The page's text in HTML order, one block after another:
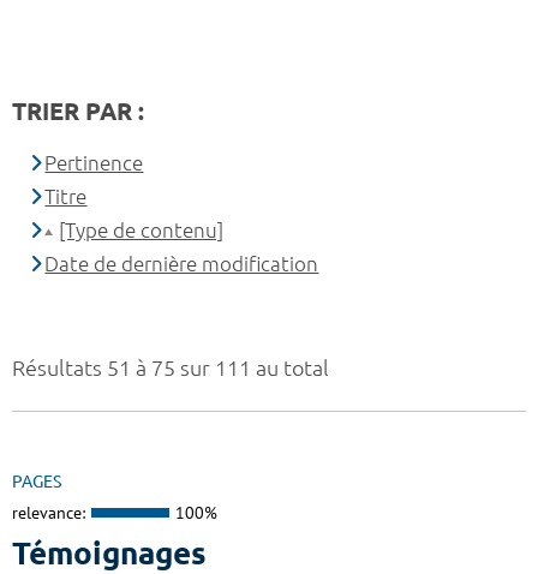
Résultats 51 à 75 sur 111 au total
PAGES
relevance: 100%
Témoignages
TRIER PAR :
Pertinence
Titre
[Type de contenu]
Date de dernière modification